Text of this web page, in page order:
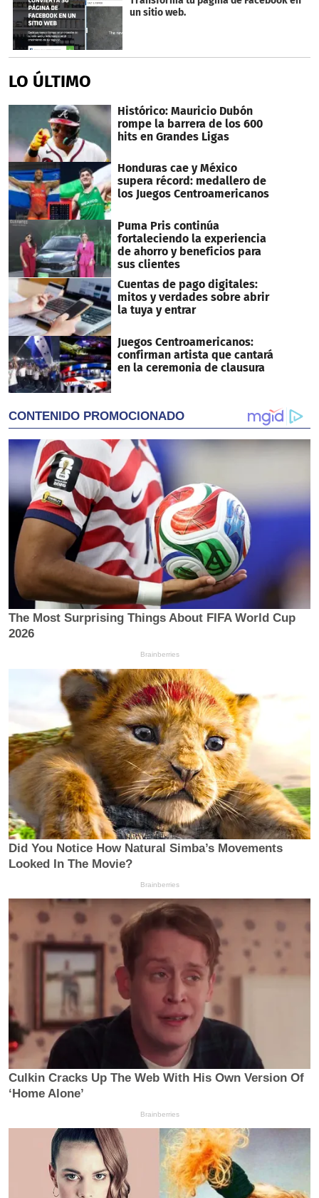
un sitio web.
LO ÚLTIMO
Histórico: Mauricio Dubón
rompe la barrera de los 600
hits en Grandes Ligas
Honduras cae y México
supera récord: medallero de
los Juegos Centroamericanos
Puma Pris continúa
fortaleciendo la experiencia
de ahorro y beneficios para
sus clientes
Cuentas de pago digitales:
mitos y verdades sobre abrir
la tuya y entrar
Juegos Centroamericanos:
confirman artista que cantará
en la ceremonia de clausura